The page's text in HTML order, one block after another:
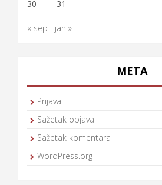
30
31
« sep jan »
META
Prijava
Sažetak objava
Sažetak komentara
WordPress.org